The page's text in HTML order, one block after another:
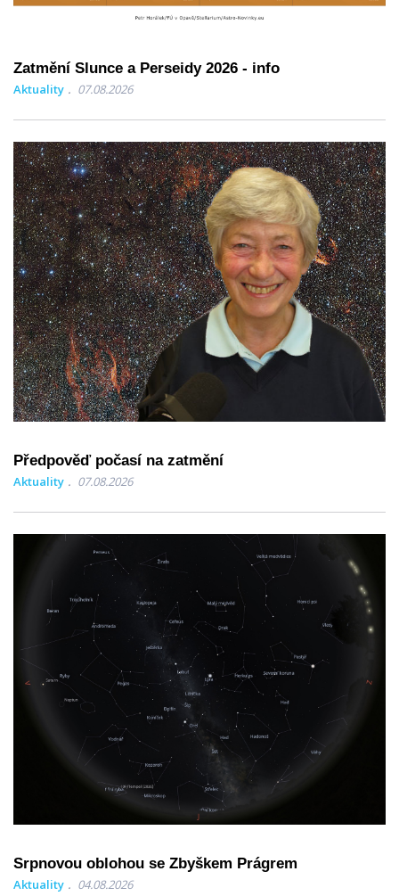
Zatmění Slunce a Perseidy 2026 - info
Aktuality 07.08.2026
Předpověď počasí na zatmění
Aktuality 07.08.2026
Srpnovou oblohou se Zbyškem Prágrem
Aktuality 04.08.2026